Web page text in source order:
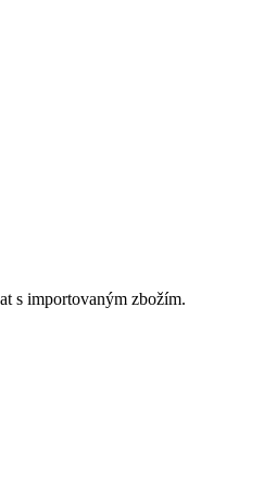
s importovaným zbožím.